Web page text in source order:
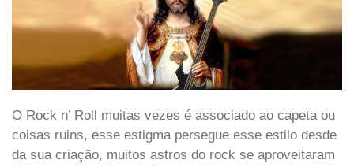
O Rock n’ Roll muitas vezes é associado ao capeta ou
coisas ruins, esse estigma persegue esse estilo desde
da sua criação, muitos astros do rock se aproveitaram